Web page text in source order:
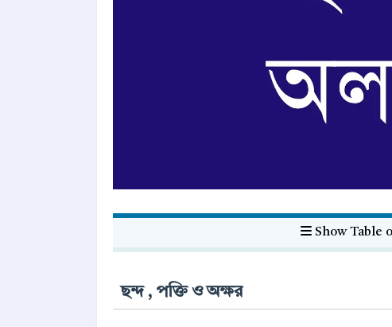
Show Table
ছন্দ , পক্তি ও অক্ষর